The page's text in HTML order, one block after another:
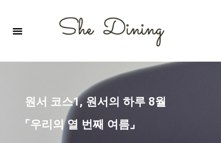
원서 코스1, 원서의 하루 8월
⌜우리의 열 번째 여름⌟